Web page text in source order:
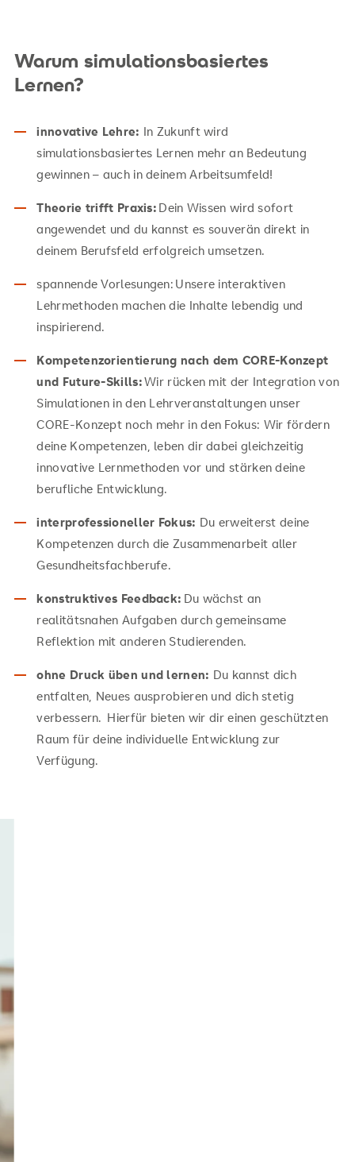
Warum simulationsbasiertes
Lernen?
innovative Lehre: In Zukunft wird
simulationsbasiertes Lernen mehr an Bedeutung
gewinnen – auch in deinem Arbeitsumfeld!
Theorie trifft Praxis: Dein Wissen wird sofort
angewendet und du kannst es souverän direkt in
deinem Berufsfeld erfolgreich umsetzen.
spannende Vorlesungen: Unsere interaktiven
Lehrmethoden machen die Inhalte lebendig und
inspirierend.
Kompetenzorientierung nach dem CORE-Konzept
und Future-Skills:Wir rücken mit der Integration von
Simulationen in den Lehrveranstaltungen unser
CORE-Konzept noch mehr in den Fokus: Wir fördern
deine Kompetenzen, leben dir dabei gleichzeitig
innovative Lernmethoden vor und stärken deine
berufliche Entwicklung.
interprofessioneller Fokus: Du erweiterst deine
Kompetenzen durch die Zusammenarbeit aller
Gesundheitsfachberufe.
konstruktives Feedback: Du wächst an
realitätsnahen Aufgaben durch gemeinsame
Reflektion mit anderen Studierenden.
ohne Druck üben und lernen: Du kannst dich
entfalten, Neues ausprobieren und dich stetig
verbessern. Hierfür bieten wir dir einen geschützten
Raum für deine individuelle Entwicklung zur
Verfügung.